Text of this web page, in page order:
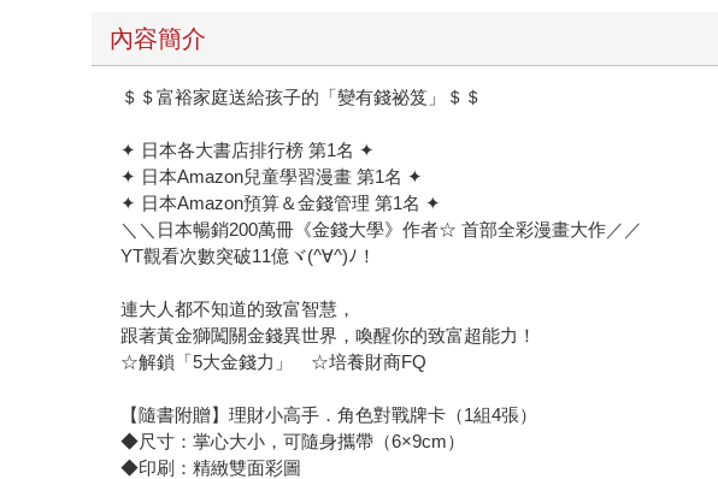
內容簡介
＄＄富裕家庭送給孩子的「變有錢祕笈」＄＄
✦ 日本各大書店排行榜 第1名 ✦
✦ 日本Amazon兒童學習漫畫 第1名 ✦
✦ 日本Amazon預算＆金錢管理 第1名 ✦
＼＼日本暢銷200萬冊《金錢大學》作者☆ 首部全彩漫畫大作／／
YT觀看次數突破11億ヾ(^∀^)ﾉ！
連大人都不知道的致富智慧，
跟著黃金獅闖關金錢異世界，喚醒你的致富超能力！
☆解鎖「5大金錢力」 ☆培養財商FQ
【隨書附贈】理財小高手．角色對戰牌卡（1組4張）
◆尺寸：掌心大小，可隨身攜帶（6×9cm）
◆印刷：精緻雙面彩圖